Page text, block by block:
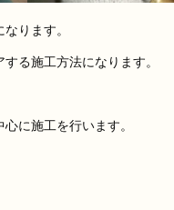
ります。
る施工方法になります。
に施工を行います。